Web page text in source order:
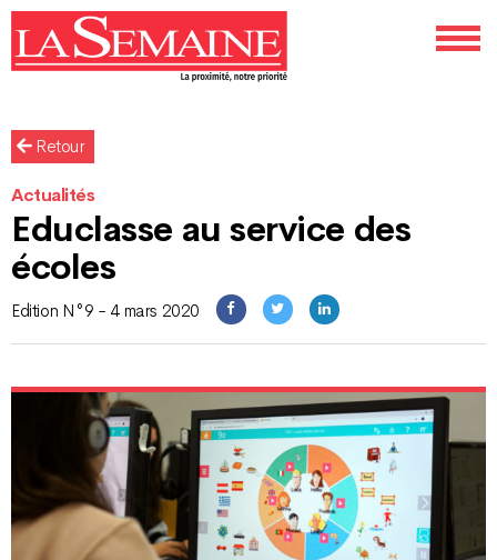
Retour
Actualités
Educlasse au service des
écoles
Edition N°9 - 4 mars 2020